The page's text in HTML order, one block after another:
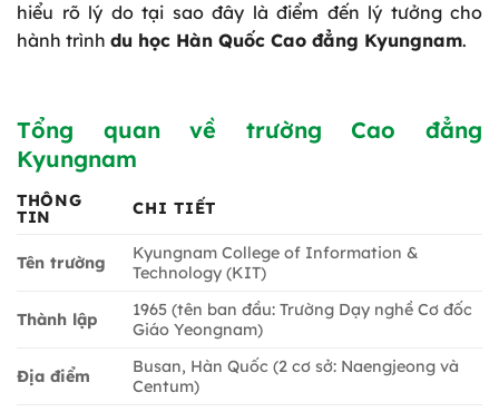
hiểu rõ lý do tại sao đây là điểm đến lý tưởng cho
hành trình du học Hàn Quốc Cao đẳng Kyungnam.
Tổng quan về trường Cao đẳng
Kyungnam
THÔNG
TIN
CHI TIẾT
Tên trường
Kyungnam College of Information &
Technology (KIT)
Thành lập
1965 (tên ban đầu: Trường Dạy nghề Cơ đốc
Giáo Yeongnam)
Địa điểm
Busan, Hàn Quốc (2 cơ sở: Naengjeong và
Centum)